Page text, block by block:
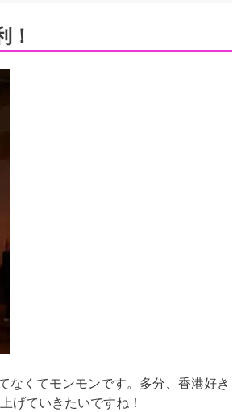
なくてモンモンです。多分、香港好き
げていきたいですね！